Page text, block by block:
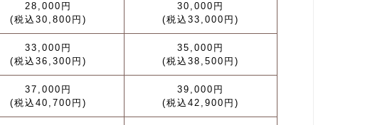
28,000円
(税込30,800円)
30,000円
(税込33,000円)
33,000円
(税込36,300円)
35,000円
(税込38,500円)
37,000円
(税込40,700円)
39,000円
(税込42,900円)